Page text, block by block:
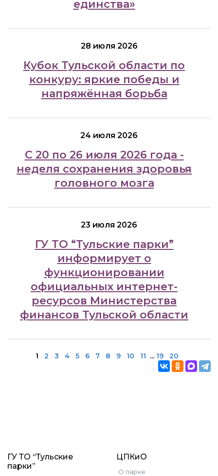
единства»
28 июля 2026
Кубок Тульской области по
конкуру: яркие победы и
напряжённая борьба
24 июля 2026
С 20 по 26 июля 2026 года -
неделя сохранения здоровья
головного мозга
23 июля 2026
ГУ ТО “Тульские парки”
информирует о
функционировании
официальных интернет-
ресурсов Министерства
финансов Тульской области
1 2 3 4 5 6 7 8 9 10 11 ... 19 20
ГУ ТО “Тульские
парки”
ЦПКиО
О парке